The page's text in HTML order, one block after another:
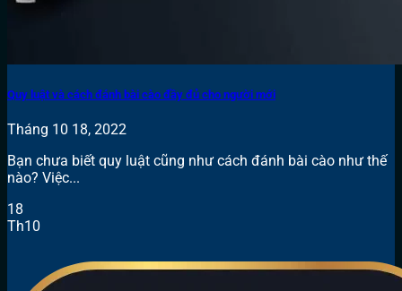
Quy luật và cách đánh bài cào đầy đủ cho người mới
Tháng 10 18, 2022
Bạn chưa biết quy luật cũng như cách đánh bài cào như thế
nào? Việc...
18
Th10